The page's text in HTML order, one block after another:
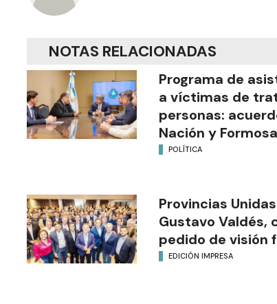
NOTAS RELACIONADAS
Programa de
a víctimas de
personas:
Nación y Formosa
POLÍTICA
Provincias
Gustavo Valdés,
pedido de visión
EDICIÓN IMPRESA